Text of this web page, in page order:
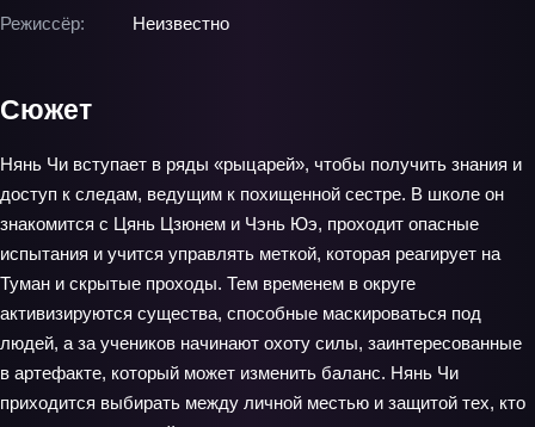
Режиссёр:
Неизвестно
Сюжет
Нянь Чи вступает в ряды «рыцарей», чтобы получить знания и
доступ к следам, ведущим к похищенной сестре. В школе он
знакомится с Цянь Цзюнем и Чэнь Юэ, проходит опасные
испытания и учится управлять меткой, которая реагирует на
Туман и скрытые проходы. Тем временем в округе
активизируются существа, способные маскироваться под
людей, а за учеников начинают охоту силы, заинтересованные
в артефакте, который может изменить баланс. Нянь Чи
приходится выбирать между личной местью и защитой тех, кто